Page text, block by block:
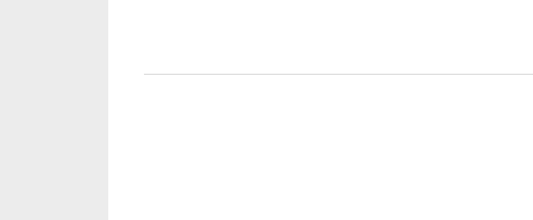
doctora: